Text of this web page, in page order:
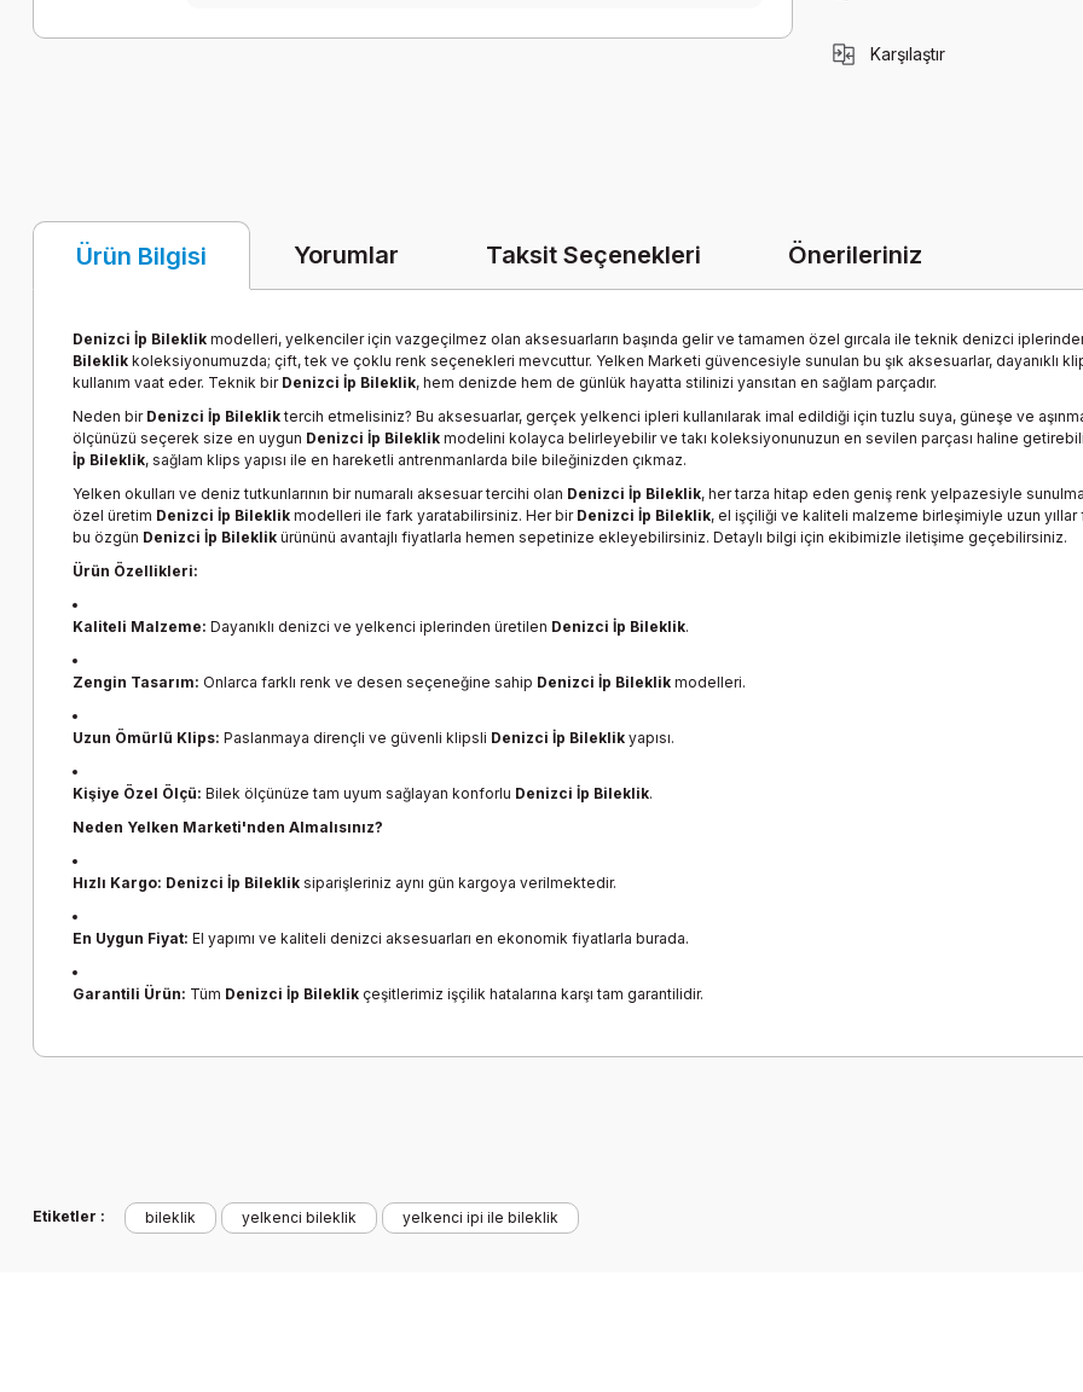
Karşılaştır
Ürün Bilgisi Yorumlar Taksit Seçenekleri Önerileriniz
Denizci İp Bileklik modelleri, yelkenciler için vazgeçilmez olan aksesuarların başında gelir ve tamamen özel gırcala ile teknik denizci
Bileklik koleksiyonumuzda; çift, tek ve çoklu renk seçenekleri mevcuttur. Yelken Marketi güvencesiyle sunulan bu şık aksesuarlar, dayanıklı
kullanım vaat eder. Teknik bir Denizci İp Bileklik, hem denizde hem de günlük hayatta stilinizi yansıtan en sağlam parçadır.
Neden bir Denizci İp Bilekliktercih etmelisiniz? Bu aksesuarlar, gerçek yelkenci ipleri kullanılarak imal edildiği için tuzlu suya, güneşe ve
ölçünüzü seçerek size en uygun Denizci İp Bileklik modelini kolayca belirleyebilir ve takı koleksiyonunuzun en sevilen parçası haline
İp Bileklik, sağlam klips yapısı ile en hareketli antrenmanlarda bile bileğinizden çıkmaz.
Yelken okulları ve deniz tutkunlarının bir numaralı aksesuar tercihi olan Denizci İp Bileklik, her tarza hitap eden geniş renk yelpazesiyle
özel üretim Denizci İp Bileklik modelleri ile fark yaratabilirsiniz. Her bir Denizci İp Bileklik, el işçiliği ve kaliteli malzeme birleşimiyle uzun
bu özgün Denizci İp Bileklik ürününü avantajlı fiyatlarla hemen sepetinize ekleyebilirsiniz. Detaylı bilgi için ekibimizle iletişime geçebilirsiniz.
Ürün Özellikleri:
Kaliteli Malzeme: Dayanıklı denizci ve yelkenci iplerinden üretilen Denizci İp Bileklik.
Zengin Tasarım: Onlarca farklı renk ve desen seçeneğine sahip Denizci İp Bileklik modelleri.
Uzun Ömürlü Klips: Paslanmaya dirençli ve güvenli klipsli Denizci İp Bileklik yapısı.
Kişiye Özel Ölçü: Bilek ölçünüze tam uyum sağlayan konforlu Denizci İp Bileklik.
Neden Yelken Marketi'nden Almalısınız?
Hızlı Kargo: Denizci İp Bileklik siparişleriniz aynı gün kargoya verilmektedir.
En Uygun Fiyat: El yapımı ve kaliteli denizci aksesuarları en ekonomik fiyatlarla burada.
Garantili Ürün: Tüm Denizci İp Bileklik çeşitlerimiz işçilik hatalarına karşı tam garantilidir.
Ürün açıklamasında eksik bilgiler bulunuyor.
Etiketler : bileklik yelkenci bileklik yelkenci ipi ile bileklik